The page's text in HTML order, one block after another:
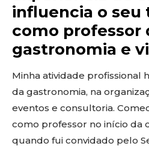
influencia o seu
como professor
gastronomia e
Minha atividade profissional
da gastronomia, na
eventos e consultoria.
como professor no início da
quando fui convidado pelo